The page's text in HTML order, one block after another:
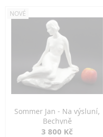
NOVÉ
Sommer Jan - Na výsluní,
Bechyně
3 800 Kč